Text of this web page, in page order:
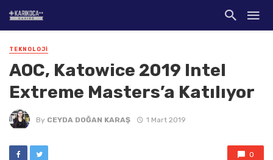
TEKNOLOJI
AOC, Katowice 2019 Intel
Extreme Masters’a Katılıyor
By CEYDA DOĞAN KARAŞ 1 Mart 2019
0